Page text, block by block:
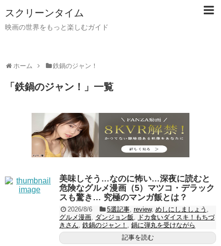
スクリーンタイム
映画の世界をもっと楽しむガイド
ホーム 鉄鍋のジャン！
「 鉄鍋のジャン！ 」 一覧
美味しそう…なのに怖い…深夜に読むと
危険なグルメ漫画（5）マツコ・デラック
スも驚き… 究極のマンガ飯とは？
2026/8/6 5選記事, review, めしにしましょう ,
グルメ漫画, ダンジョン飯, ドカ食いダイスキ！もちづ
きさん, 鉄鍋のジャン！ , 鍋に弾丸を受けながら
記事を読む